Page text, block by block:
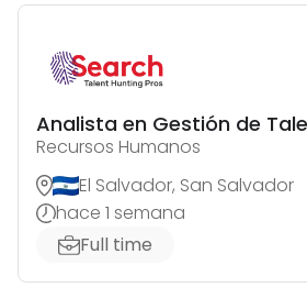
Analista en Gestión de
Recursos Humanos
El Salvador, San Salvador
hace 1 semana
Full time